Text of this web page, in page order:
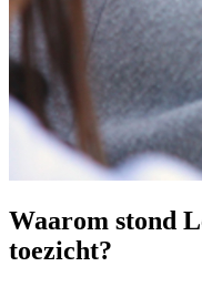
Waarom stond
toezicht?